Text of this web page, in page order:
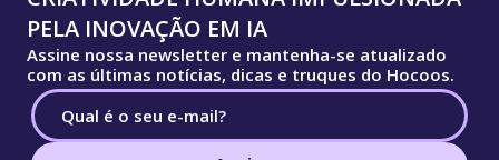
PELA INOVAÇÃO EM IA
Assine nossa newsletter e mantenha-se atualizado
com as últimas notícias, dicas e truques do Hocoos.